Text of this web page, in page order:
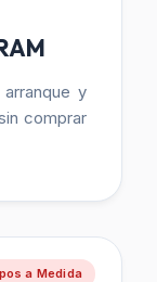
y
comprar
a Medida